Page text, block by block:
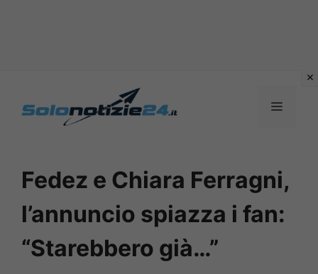
MENU
Fedez e Chiara Ferragni,
l’annuncio spiazza i fan:
“Starebbero già…”